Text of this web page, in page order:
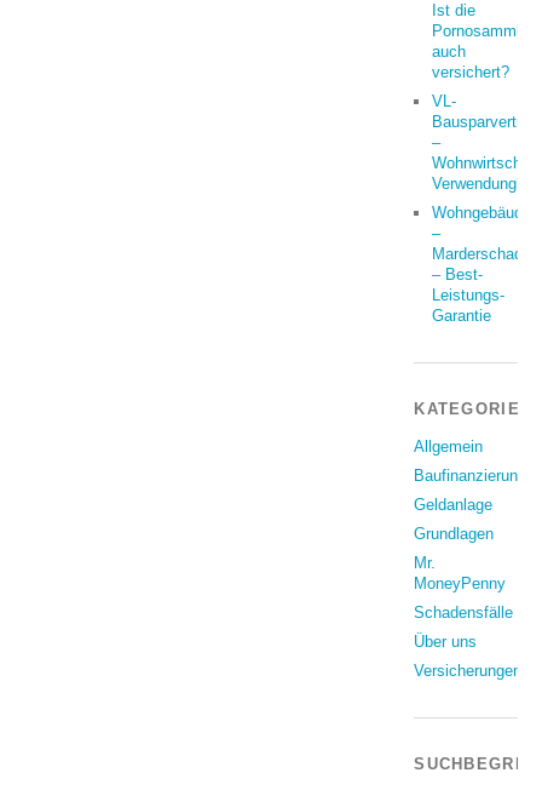
Ist die
auch
versichert?
VL-
Bausparvertrag
–
Verwendung?
Wohngebäude
–
Marderschaden
– Best-
Leistungs-
Garantie
KATEGORIEN
Allgemein
Baufinanzierung
Geldanlage
Grundlagen
Mr.
MoneyPenny
Schadensfälle
Über uns
Versicherungen